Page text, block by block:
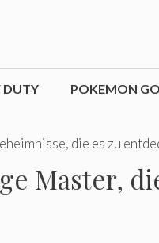
DUTY POKEMON GO
die es zu
Master,